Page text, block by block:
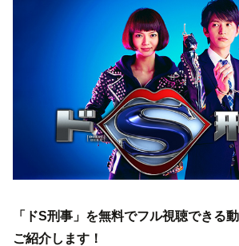
「ドS刑事」を無料でフル視聴できる
ご紹介します！